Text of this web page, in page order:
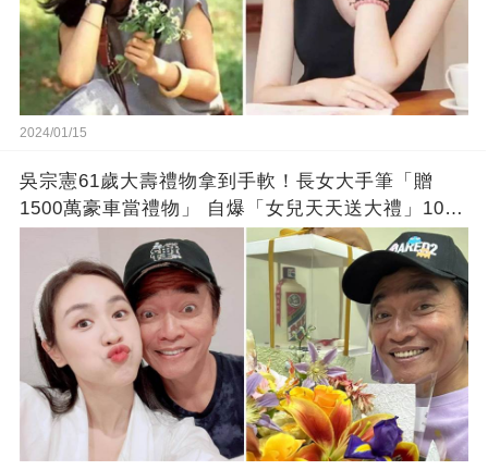
2024/01/15
吳宗憲61歲大壽禮物拿到手軟！長女大手筆「贈
1500萬豪車當禮物」 自爆「女兒天天送大禮」10年
徒弟也不甘示弱!